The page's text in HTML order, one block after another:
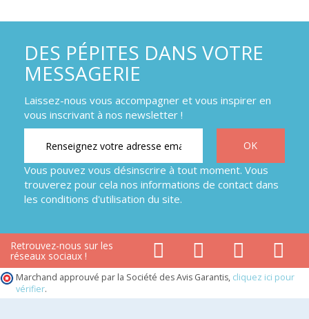
DES PÉPITES DANS VOTRE
MESSAGERIE
Laissez-nous vous accompagner et vous inspirer en
vous inscrivant à nos newsletter !
Vous pouvez vous désinscrire à tout moment. Vous
trouverez pour cela nos informations de contact dans
les conditions d'utilisation du site.
Retrouvez-nous sur les
réseaux sociaux !
Marchand approuvé par la Société des Avis Garantis, cliquez ici pour
vérifier.